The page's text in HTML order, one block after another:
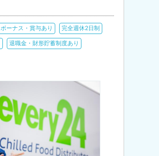
ボーナス・賞与あり 完全週休2日制
退職金・財形貯蓄制度あり